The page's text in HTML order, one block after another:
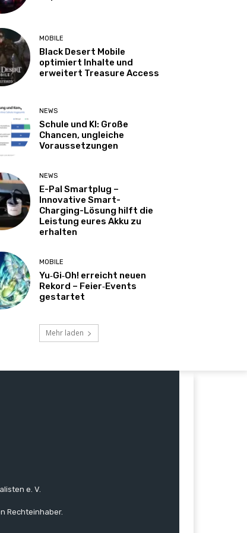
MOBILE
Black Desert Mobile
optimiert Inhalte und
erweitert Treasure Access
NEWS
Schule und KI: Große
Chancen, ungleiche
Voraussetzungen
NEWS
E-Pal Smartplug –
Innovative Smart-
Charging-Lösung hilft die
Leistung eures Akku zu
erhalten
MOBILE
Yu‑Gi‑Oh! erreicht neuen
Rekord – Feier‑Events
gestartet
Mehr laden
e. V.
Rechteinhaber.